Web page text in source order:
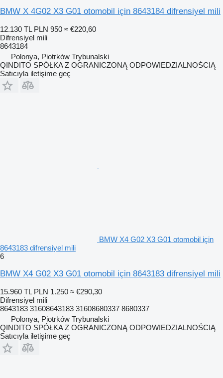
BMW X 4G02 X3 G01 otomobil için 8643184 difrensiyel mili
12.130 TL PLN 950 ≈ €220,60
Difrensiyel mili
8643184
Polonya, Piotrków Trybunalski
QINDITO SPÓŁKA Z OGRANICZONĄ ODPOWIEDZIALNOŚCIĄ
Satıcıyla iletişime geç
BMW X4 G02 X3 G01 otomobil için
8643183 difrensiyel mili
6
BMW X4 G02 X3 G01 otomobil için 8643183 difrensiyel mili
15.960 TL PLN 1.250 ≈ €290,30
Difrensiyel mili
8643183 31608643183 31608680337 8680337
Polonya, Piotrków Trybunalski
QINDITO SPÓŁKA Z OGRANICZONĄ ODPOWIEDZIALNOŚCIĄ
Satıcıyla iletişime geç